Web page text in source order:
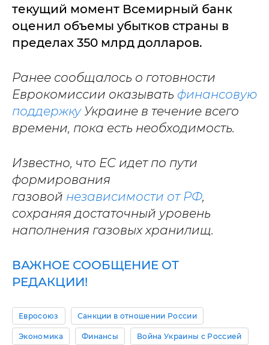
текущий момент Всемирный банк
оценил объемы убытков страны в
пределах 350 млрд долларов.
Ранее сообщалось о готовности
Еврокомиссии оказывать финансовую
поддержкуУкраине в течение всего
времени, пока есть необходимость.
Известно, что ЕС идет по пути
формирования
газовой независимости от РФ,
сохраняя достаточный уровень
наполнения газовых хранилищ.
ВАЖНОЕ СООБЩЕНИЕ ОТ
РЕДАКЦИИ!
Евросоюз Санкции в отношении России
Экономика Финансы Война Украины с Россией